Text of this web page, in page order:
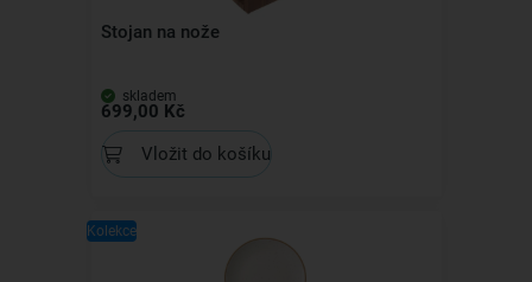
Stojan na nože
skladem
699,00 Kč
Vložit do košíku
Kolekce